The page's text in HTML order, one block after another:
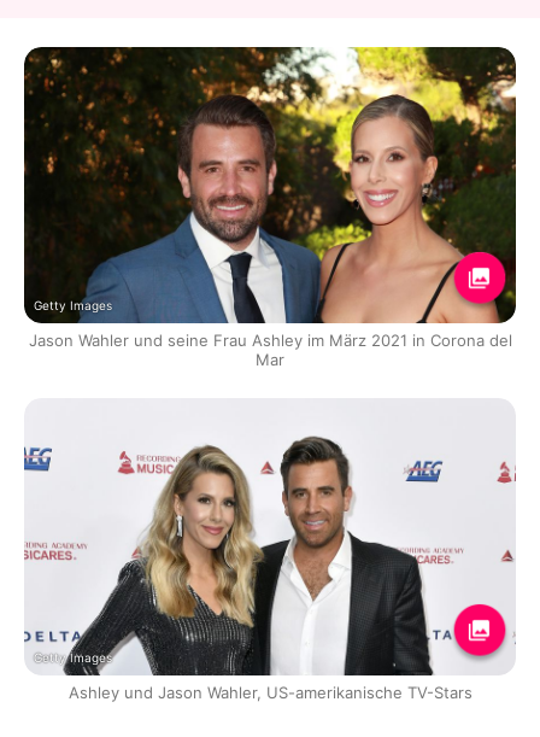
Getty Images
Jason Wahler und seine Frau Ashley im März 2021 in Corona del
Mar
Getty Images
Ashley und Jason Wahler, US-amerikanische TV-Stars